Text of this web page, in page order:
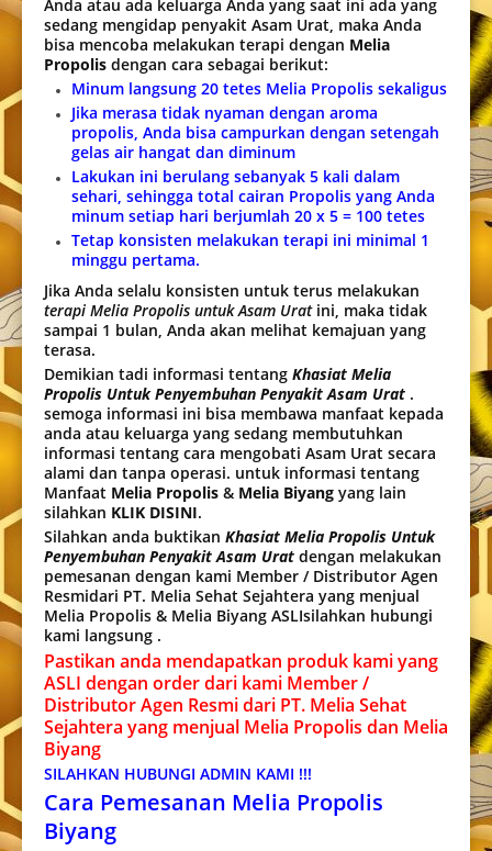
Anda atau ada keluarga Anda yang saat ini ada yang
sedang mengidap penyakit Asam Urat, maka Anda
bisa mencoba melakukan terapi dengan Melia
Propolis dengan cara sebagai berikut:
Minum langsung 20 tetes Melia Propolis sekaligus
Jika merasa tidak nyaman dengan aroma
propolis, Anda bisa campurkan dengan setengah
gelas air hangat dan diminum
Lakukan ini berulang sebanyak 5 kali dalam
sehari, sehingga total cairan Propolis yang Anda
minum setiap hari berjumlah 20 x 5 = 100 tetes
Tetap konsisten melakukan terapi ini minimal 1
minggu pertama.
Jika Anda selalu konsisten untuk terus melakukan
terapi Melia Propolis untuk Asam Uratini, maka tidak
sampai 1 bulan, Anda akan melihat kemajuan yang
terasa.
Demikian tadi informasi tentang Khasiat Melia
Propolis Untuk Penyembuhan Penyakit Asam Urat .
semoga informasi ini bisa membawa manfaat kepada
anda atau keluarga yang sedang membutuhkan
informasi tentang cara mengobati Asam Urat secara
alami dan tanpa operasi. untuk informasi tentang
Manfaat Melia Propolis & Melia Biyang yang lain
silahkan KLIK DISINI.
Silahkan anda buktikan Khasiat Melia Propolis Untuk
Penyembuhan Penyakit Asam Urat dengan melakukan
pemesanan dengan kami Member / Distributor Agen
Resmidari PT. Melia Sehat Sejahtera yang menjual
Melia Propolis & Melia Biyang ASLIsilahkan hubungi
kami langsung .
Pastikan anda mendapatkan produk kami yang
ASLI dengan order dari kami Member /
Distributor Agen Resmi dari PT. Melia Sehat
Sejahtera yang menjual Melia Propolis dan Melia
Biyang
SILAHKAN HUBUNGI ADMIN KAMI !!!
Cara Pemesanan Melia Propolis
Biyang